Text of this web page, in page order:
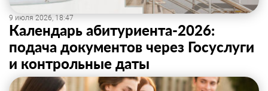
9 июля 2026, 18:47
Календарь абитуриента-2026:
подача документов через Госуслуги
и контрольные даты